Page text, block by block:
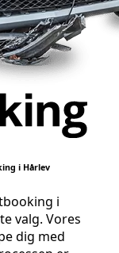
i Hårlev
i
valg. Vores
dig med